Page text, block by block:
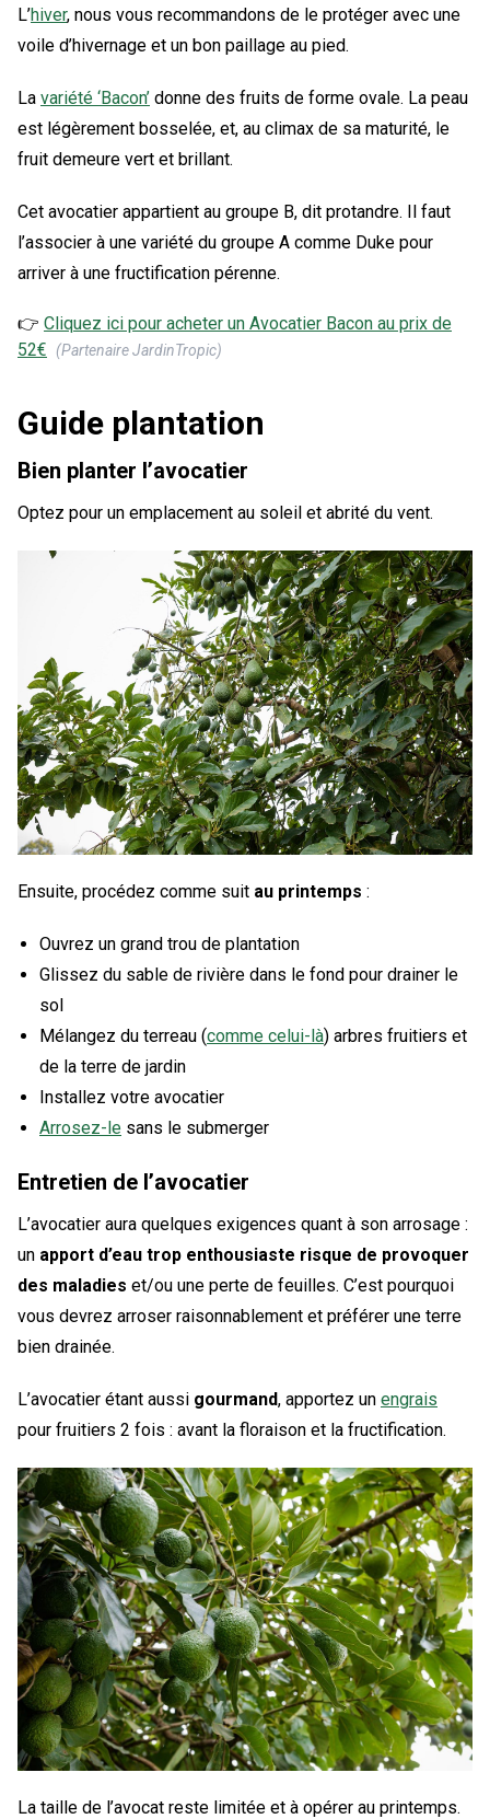
L’hiver, nous vous recommandons de le protéger avec une
voile d’hivernage et un bon paillage au pied.
La variété ‘Bacon’ donne des fruits de forme ovale. La peau
est légèrement bosselée, et, au climax de sa maturité, le
fruit demeure vert et brillant.
Cet avocatier appartient au groupe B, dit protandre. Il faut
l’associer à une variété du groupe A comme Duke pour
arriver à une fructification pérenne.
👉 Cliquez ici pour acheter un Avocatier Bacon au prix de
52€ (Partenaire JardinTropic)
Guide plantation
Bien planter l’avocatier
Optez pour un emplacement au soleil et abrité du vent.
Ensuite, procédez comme suit au printemps :
Ouvrez un grand trou de plantation
Glissez du sable de rivière dans le fond pour drainer le
sol
Mélangez du terreau (comme celui-là) arbres fruitiers et
de la terre de jardin
Installez votre avocatier
Arrosez-le sans le submerger
Entretien de l’avocatier
L’avocatier aura quelques exigences quant à son arrosage :
un apport d’eau trop enthousiaste risque de provoquer
des maladies et/ou une perte de feuilles. C’est pourquoi
vous devrez arroser raisonnablement et préférer une terre
bien drainée.
L’avocatier étant aussi gourmand, apportez un engrais
pour fruitiers 2 fois : avant la floraison et la fructification.
La taille de l’avocat reste limitée et à opérer au printemps.